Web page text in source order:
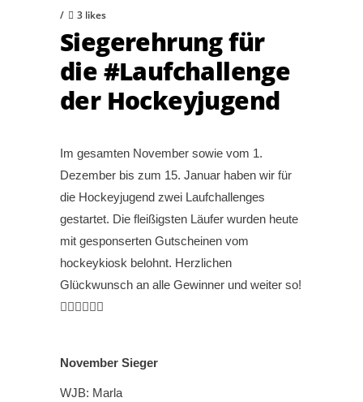
3 likes
Siegerehrung für
die #Laufchallenge
der Hockeyjugend
Im gesamten November sowie vom 1.
Dezember bis zum 15. Januar haben wir für
die Hockeyjugend zwei Laufchallenges
gestartet. Die fleißigsten Läufer wurden heute
mit gesponserten Gutscheinen vom
hockeykiosk belohnt. Herzlichen
Glückwunsch an alle Gewinner und weiter so!
🏃🏽‍♀️🏃🏼‍♂️
November Sieger
WJB: Marla